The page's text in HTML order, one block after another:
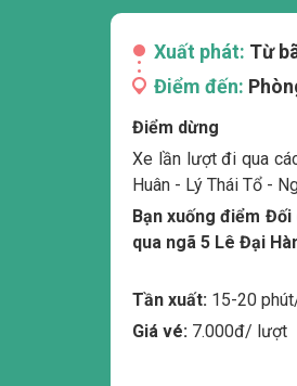
Xuất phát: Từ
Điểm đến:
Điểm dừng
Xe lần lượt đi qua
Huân - Lý Thái Tổ -
Bạn xuống điểm
qua ngã 5 Lê Đại
Tần xuất: 15-20
Giá vé: 7.000đ/ lượt